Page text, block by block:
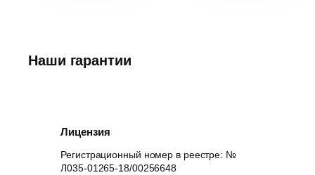
Наши гарантии
Лицензия
Регистрационный номер в реестре: №
Л035-01265-18/00256648